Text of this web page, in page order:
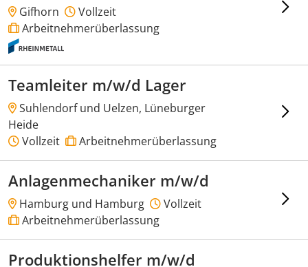
Gifhorn
Vollzeit
Arbeitnehmerüberlassung
Teamleiter m/w/d Lager
Suhlendorf und Uelzen, Lüneburger
Heide
Vollzeit
Arbeitnehmerüberlassung
Anlagenmechaniker m/w/d
Hamburg und Hamburg
Vollzeit
Arbeitnehmerüberlassung
Produktionshelfer m/w/d